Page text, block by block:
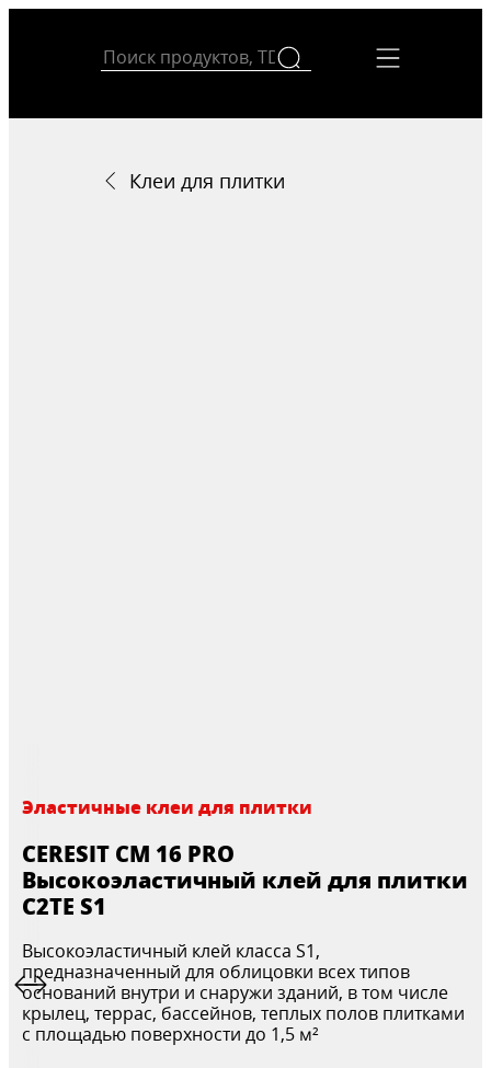
Клеи для плитки
Эластичные клеи для плитки
CERESIT CM 16 PRO
Высокоэластичный клей для плитки
C2TE S1
Высокоэластичный клей класса S1,
предназначенный для облицовки всех типов
оснований внутри и снаружи зданий, в том числе
крылец, террас, бассейнов, теплых полов плитками
с площадью поверхности до 1,5 м²